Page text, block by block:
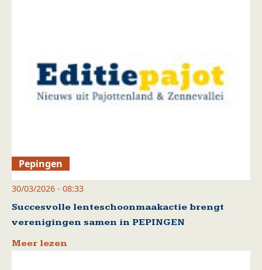
Pepingen
30/03/2026 - 08:33
Succesvolle lenteschoonmaakactie brengt
verenigingen samen in PEPINGEN
Meer lezen